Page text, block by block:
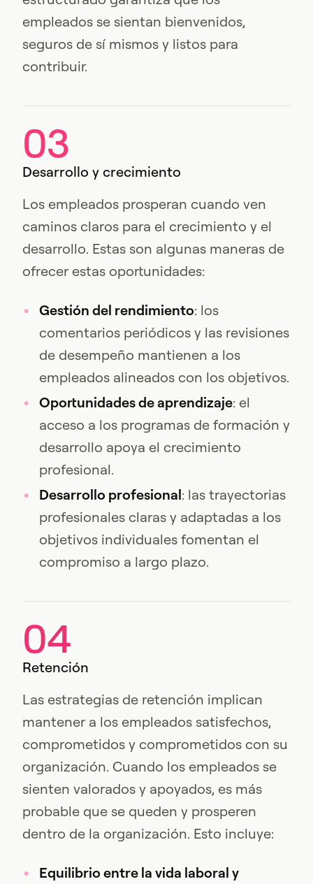
empleados se sientan bienvenidos,
seguros de sí mismos y listos para
contribuir.
03
Desarrollo y crecimiento
Los empleados prosperan cuando ven
caminos claros para el crecimiento y el
desarrollo. Estas son algunas maneras de
ofrecer estas oportunidades:
Gestión del rendimiento: los
comentarios periódicos y las revisiones
de desempeño mantienen a los
empleados alineados con los objetivos.
Oportunidades de aprendizaje: el
acceso a los programas de formación y
desarrollo apoya el crecimiento
profesional.
Desarrollo profesional: las trayectorias
profesionales claras y adaptadas a los
objetivos individuales fomentan el
compromiso a largo plazo.
04
Retención
Las estrategias de retención implican
mantener a los empleados satisfechos,
comprometidos y comprometidos con su
organización. Cuando los empleados se
sienten valorados y apoyados, es más
probable que se queden y prosperen
dentro de la organización. Esto incluye:
Equilibrio entre la vida laboral y